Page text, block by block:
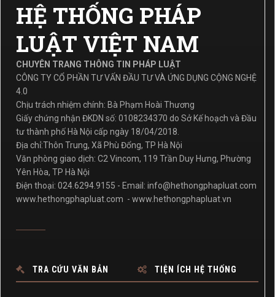
HỆ THỐNG PHÁP
LUẬT VIỆT NAM
CHUYÊN TRANG THÔNG TIN PHÁP LUẬT
CÔNG TY CỔ PHẦN TƯ VẤN ĐẦU TƯ VÀ ỨNG DỤNG CỘNG NGHỆ
4.0
Chịu trách nhiệm chính: Bà Phạm Hoài Thương
Giấy chứng nhận ĐKDN số: 0108234370 do Sở Kế hoạch và Đầu
tư thành phố Hà Nội cấp ngày 18/04/2018.
Địa chỉ:Thôn Trung, Xã Phù Đổng, TP Hà Nội
Văn phòng giao dịch: C2 Vincom, 119 Trần Duy Hưng, Phường
Yên Hòa, TP Hà Nội
Điện thoại: 024.6294.9155 - Email: info@hethongphapluat.com
www.hethongphapluat.com - www.hethongphapluat.vn
TRA CỨU VĂN BẢN TIỆN ÍCH HỆ THỐNG